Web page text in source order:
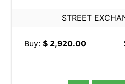
STREET
Buy: $ 2,920.00